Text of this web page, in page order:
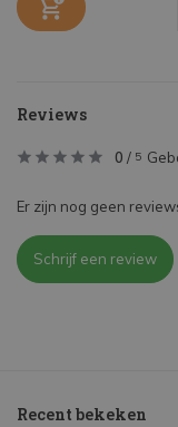
Reviews
0 / 5
Er zijn nog geen
Schrijf een review
Recent bekeken